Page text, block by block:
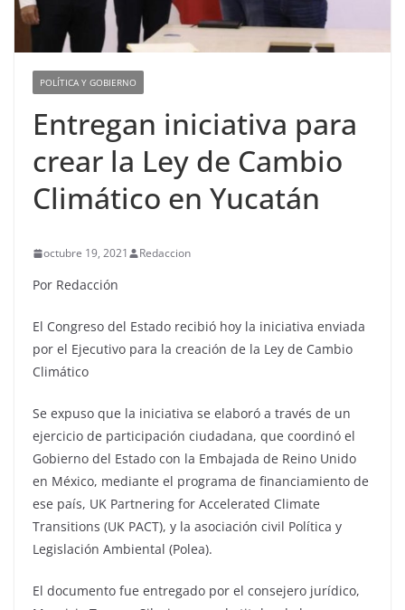
POLÍTICA Y GOBIERNO
Entregan iniciativa para
crear la Ley de Cambio
Climático en Yucatán
octubre 19, 2021 Redaccion
Por Redacción
El Congreso del Estado recibió hoy la iniciativa enviada
por el Ejecutivo para la creación de la Ley de Cambio
Climático
Se expuso que la iniciativa se elaboró a través de un
ejercicio de participación ciudadana, que coordinó el
Gobierno del Estado con la Embajada de Reino Unido
en México, mediante el programa de financiamiento de
ese país, UK Partnering for Accelerated Climate
Transitions (UK PACT), y la asociación civil Política y
Legislación Ambiental (Polea).
El documento fue entregado por el consejero jurídico,